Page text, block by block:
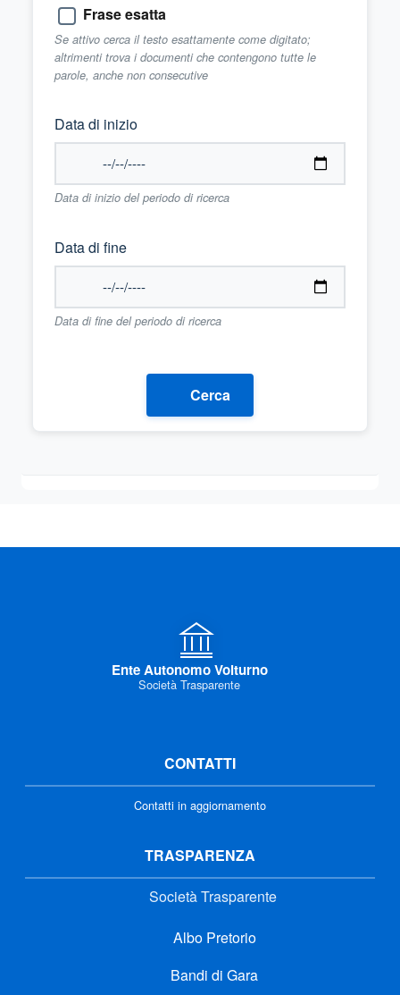
Frase esatta
Se attivo cerca il testo esattamente come digitato;
altrimenti trova i documenti che contengono tutte le
parole, anche non consecutive
Data di inizio
Data di inizio del periodo di ricerca
Data di fine
Data di fine del periodo di ricerca
Cerca
Ente Autonomo Volturno
Società Trasparente
CONTATTI
Contatti in aggiornamento
TRASPARENZA
Società Trasparente
Albo Pretorio
Bandi di Gara